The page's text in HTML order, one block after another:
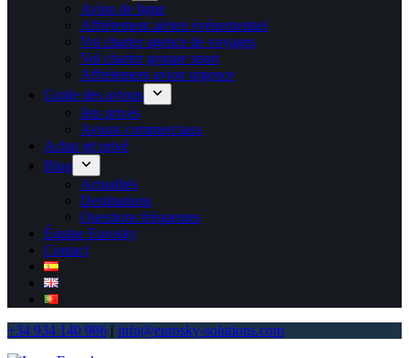
Avion de ligne
Affrètement aérien événementiel
Vol charter agence de voyages
Vol charter groupe sport
Affrètement avion urgence
Guide des avions
Jets privés
Avions commerciaux
Achat jet privé
Blog
Actualités
Destinations
Questions fréquentes
Équipe Eurosky
Contact
+34 934 140 986 | info@eurosky-solutions.com